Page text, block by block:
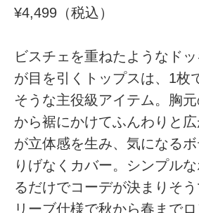
¥4,499（税込）
ビスチェを重ねたようなド
が目を引くトップスは、1枚
そうな主役級アイテム。胸
から裾にかけてふんわりと
が立体感を生み、気になる
りげなくカバー。シンプル
るだけでコーデが決まりそ
リーブ仕様で秋から春まで